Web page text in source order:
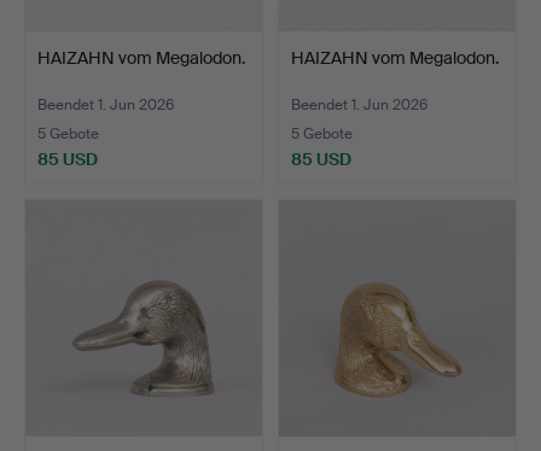
HAIZAHN vom Megalodon.
Beendet 1. Jun 2026
5 Gebote
85 USD
HAIZAHN vom Megalodon.
Beendet 1. Jun 2026
5 Gebote
85 USD